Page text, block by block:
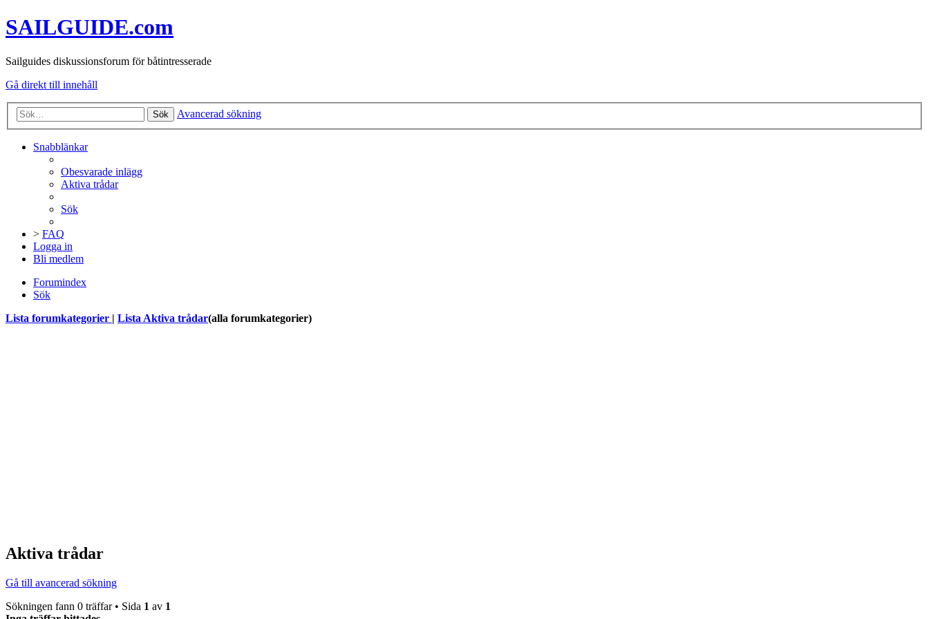
SAILGUIDE.com
Sailguides diskussionsforum för båtintresserade
Gå direkt till innehåll
Sök Avancerad sökning
Snabblänkar
Obesvarade inlägg
Aktiva trådar
Sök
> FAQ
Logga in
Bli medlem
Forumindex
Sök
Lista forumkategorier
Lista Aktiva trådar(alla forumkategorier)
Aktiva trådar
Gå till avancerad sökning
Sökningen fann 0 träffar • Sida 1 av 1